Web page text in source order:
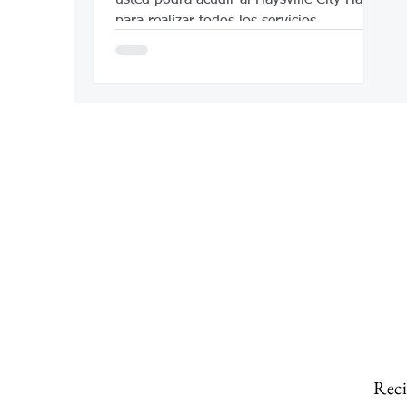
para realizar todos los servicios